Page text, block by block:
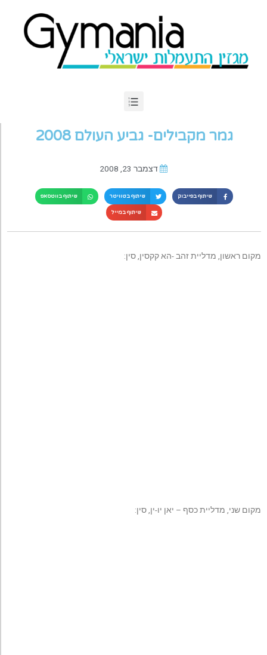
גמר מקבילים- גביע העולם 2008
דצמבר 23, 2008
שיתוף בפייבוק שיתוף בטוויטר שיתוף בווטסאפ
שיתוף במייל
מקום ראשון, מדליית זהב -הא קקסין, סין:
מקום שני, מדליית כסף – יאן יו-ין, סין: